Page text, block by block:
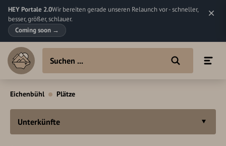
HEY Portale 2.0Wir bereiten gerade unseren Relaunch vor - schneller,
besser, größer, schlauer.
Coming soon →
Eichenbühl Plätze
Unterkünfte